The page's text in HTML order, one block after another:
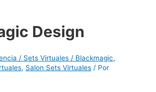
Design
/ Sets Virtuales / Blackmagic,
, Salon Sets Virtuales / Por